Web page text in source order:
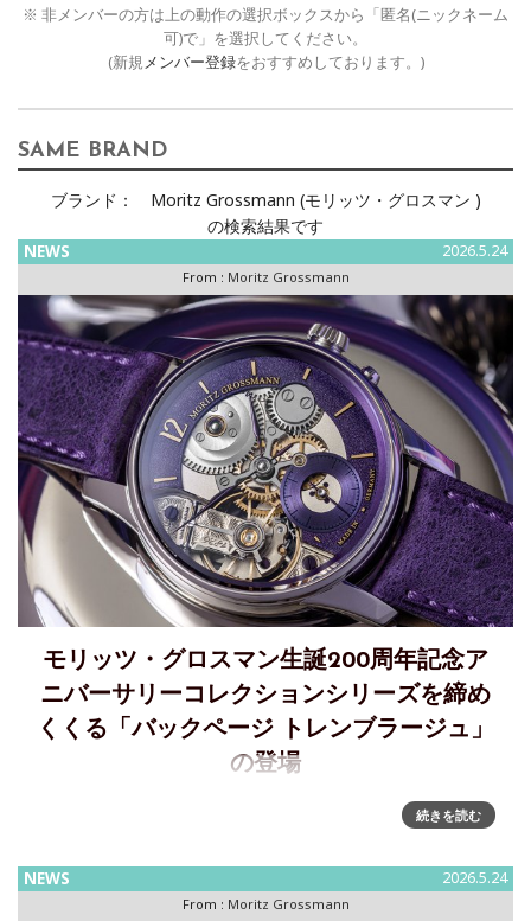
※ 非メンバーの方は上の動作の選択ボックスから「匿名(ニックネーム
可)で」を選択してください。
(新規メンバー登録をおすすめしております。)
SAME BRAND
ブランド：
Moritz Grossmann (モリッツ・グロスマン )
の検索結果です
NEWS 2026.5.24
From : Moritz Grossmann
モリッツ・グロスマン生誕200周年記念ア
ニバーサリーコレクションシリーズを締め
くくる「バックページ トレンブラージュ」
の登場
モリッツ・グロスマン生誕200周年を記念する最後のアニバー
サリーコレクション、「バックページ トレンブラージュ」を
ックページ トレンブラージュ」。モリッツ・グロスマン生誕
200周
続きを読む
NEWS 2026.5.24
From : Moritz Grossmann